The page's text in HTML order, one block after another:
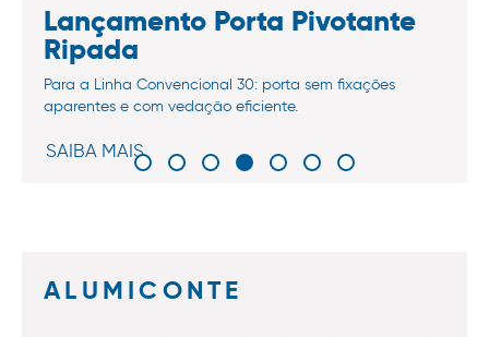
Lançamento Porta Pivotante
Ripada
Para a Linha Convencional 30: porta sem fixações
aparentes e com vedação eficiente.
SAIBA MAIS
ALUMICONTE